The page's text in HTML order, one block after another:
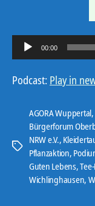
u
d
P
00:00
Podcast: Play in
Schlagwörter
AGORA Wuppertal,
Bürgerforum
NRW e.V.,
Pflanzaktion,
Guten Lebens,
Wichlinghausen,